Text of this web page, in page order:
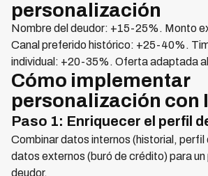
personalización
Nombre del deudor: +15-25%. Monto
Canal preferido histórico: +25-40%.
individual: +20-35%. Oferta adaptada
Cómo implementar
personalización con
Paso 1: Enriquecer el perfil
Combinar datos internos (historial,
datos externos (buró de crédito) para
deudor.